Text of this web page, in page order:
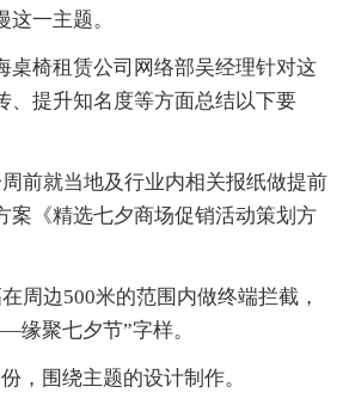
一主题。
桌椅租赁公司网络部吴经理针对这
、提升知名度等方面总结以下要
前就当地及行业内相关报纸做提前
案《精选七夕商场促销活动策划方
周边500米的范围内做终端拦截，
聚七夕节”字样。
，围绕主题的设计制作。